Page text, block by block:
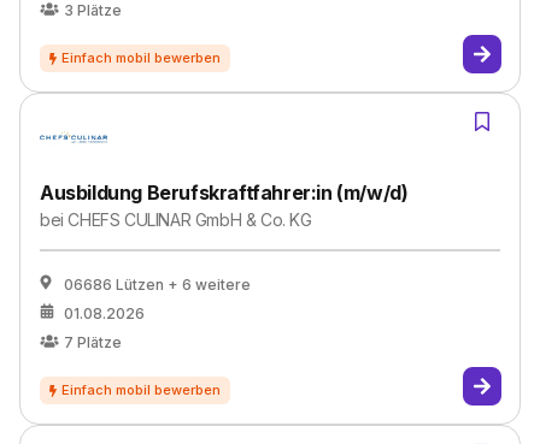
3 Plätze
Ausbildung Berufskraftfahrer:in (m/w/d)
beiCHEFS CULINAR GmbH & Co. KG
06686 Lützen + 6 weitere
01.08.2026
7 Plätze